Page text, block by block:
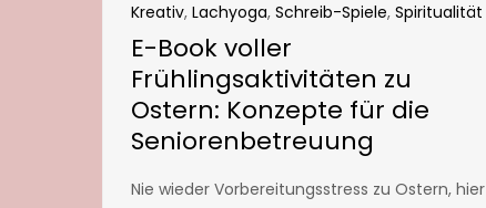
Kreativ, Lachyoga, Schreib-Spiele, Spiritualität
E-Book voller
Frühlingsaktivitäten zu
Ostern: Konzepte für die
Seniorenbetreuung
Nie wieder Vorbereitungsstress zu Ostern, hier